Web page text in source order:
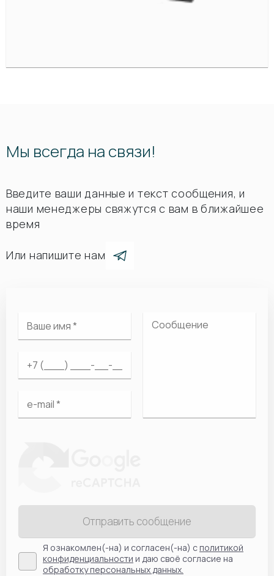
Мы всегда на связи!
Введите ваши данные и текст сообщения, и
наши менеджеры свяжутся с вам в ближайшее
время
Или напишите нам
Отправить сообщение
Я ознакомлен(-на) и согласен(-на) сполитикой
конфиденциальности и даю своё согласие на
обработку персональных данных.